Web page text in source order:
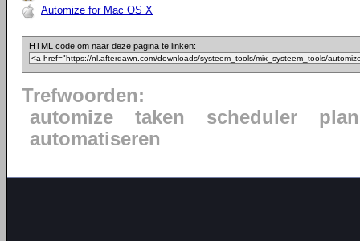
Automize for Mac OS X
HTML code om naar deze pagina te linken:
Trefwoorden:
automize
taken scheduler
automatiseren